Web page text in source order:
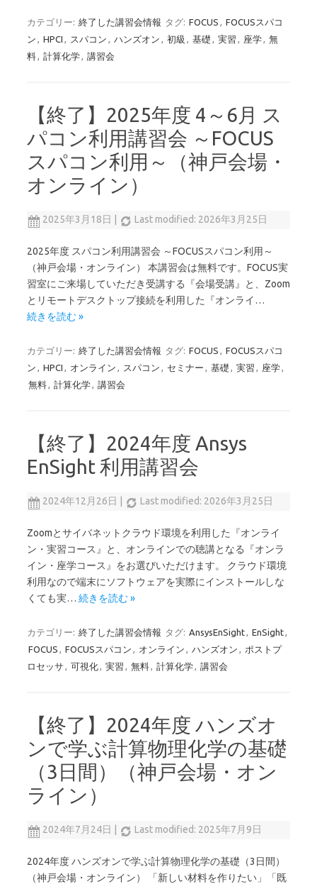
カテゴリー: 終了した講習会情報 タグ: FOCUS , FOCUSスパコ
ン , HPCI , スパコン , ハンズオン , 初級 , 基礎 , 実習 , 座学, 無
料, 計算化学, 講習会
【終了】2025年度 4～6月 ス
パコン利用講習会 ～FOCUS
スパコン利用～（神戸会場・
オンライン）
2025年3月18日 Last modified: 2026年3月25日
2025年度 スパコン利用講習会 ～FOCUSスパコン利用～
（神戸会場・オンライン） 本講習会は無料です。FOCUS実
習室にご来場していただき受講する『会場受講』と、Zoom
とリモートデスクトップ接続を利用した『オンライ…
続きを読む »
カテゴリー: 終了した講習会情報 タグ: FOCUS , FOCUSスパコ
ン , HPCI , オンライン , スパコン , セミナー , 基礎 , 実習 , 座学,
無料, 計算化学, 講習会
【終了】2024年度 Ansys
EnSight 利用講習会
2024年12月26日 Last modified: 2026年3月25日
Zoomとサイバネットクラウド環境を利用した『オンライ
ン・実習コース』と、オンラインでの聴講となる『オンラ
イン・座学コース』をお選びいただけます。 クラウド環境
利用なので端末にソフトウェアを実際にインストールしな
くても実… 続きを読む »
カテゴリー: 終了した講習会情報 タグ: AnsysEnSight, EnSight,
FOCUS , FOCUSスパコン , オンライン , ハンズオン , ポストプ
ロセッサ , 可視化, 実習 , 無料, 計算化学, 講習会
【終了】2024年度 ハンズオ
ンで学ぶ計算物理化学の基礎
（3日間）（神戸会場・オン
ライン）
2024年7月24日 Last modified: 2025年7月9日
2024年度 ハンズオンで学ぶ計算物理化学の基礎（3日間）
（神戸会場・オンライン） 「新しい材料を作りたい」「既